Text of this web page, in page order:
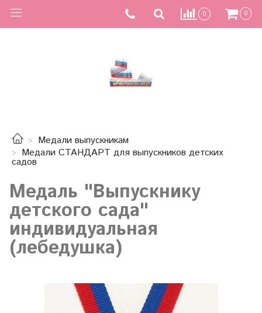
0 0
Медали выпускникам
Медали СТАНДАРТ для выпускников детских
садов
Медаль "Выпускнику
детского сада"
индивидуальная
(лебедушка)